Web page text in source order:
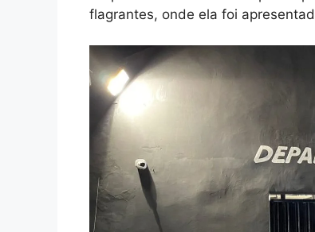
flagrantes, onde ela foi